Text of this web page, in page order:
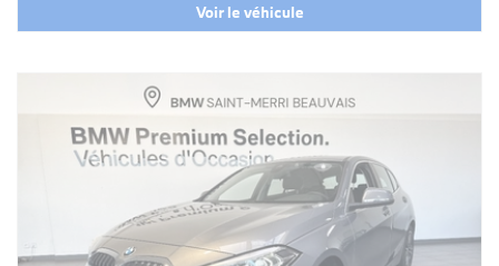
Voir le véhicule